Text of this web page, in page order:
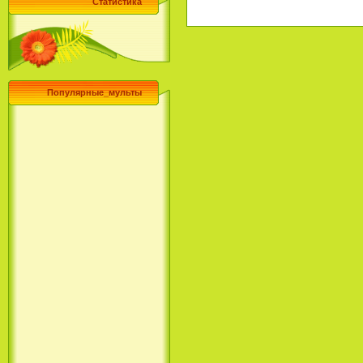
Популярные_мульты